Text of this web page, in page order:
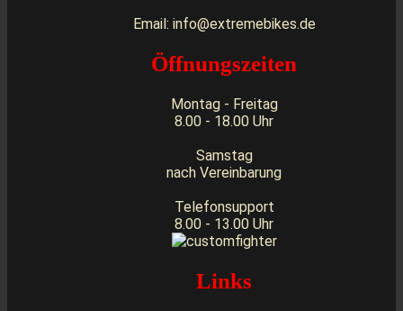
Email: info@extremebikes.de
Öffnungszeiten
Montag - Freitag
8.00 - 18.00 Uhr
Samstag
nach Vereinbarung
Telefonsupport
8.00 - 13.00 Uhr
Links